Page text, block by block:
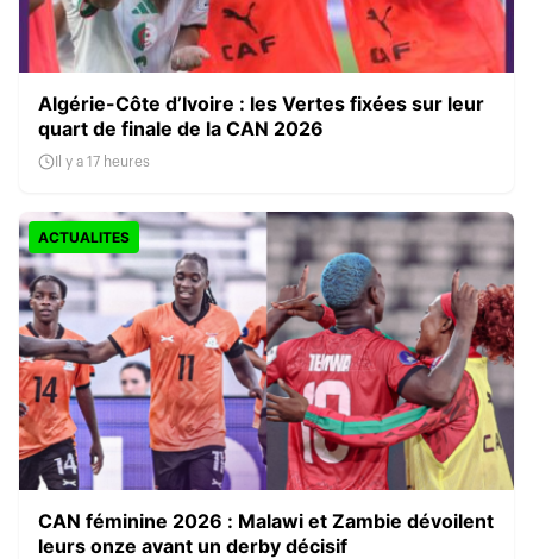
Algérie-Côte d’Ivoire : les Vertes fixées sur leur
quart de finale de la CAN 2026
Il y a 17 heures
ACTUALITES
CAN féminine 2026 : Malawi et Zambie dévoilent
leurs onze avant un derby décisif